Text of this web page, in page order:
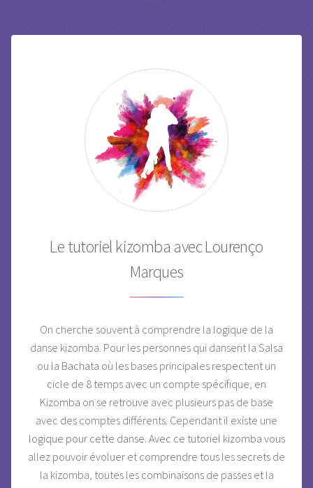
Le tutoriel kizomba avec Lourenço
Marques
On cherche souvent à comprendre la logique de la
danse kizomba. Pour les personnes qui dansent la Salsa
ou la Bachata où les bases principales respectent un
cicle de 8 temps avec un compte spécifique, en
Kizomba on se retrouve avec plusieurs pas de base
avec des comptes différents. Cependant il existe une
logique pour cette danse. Avec ce tutoriel kizomba vous
allez pouvoir évoluer et comprendre tous les secrets de
la kizomba, toutes les combinaisons de passes et la